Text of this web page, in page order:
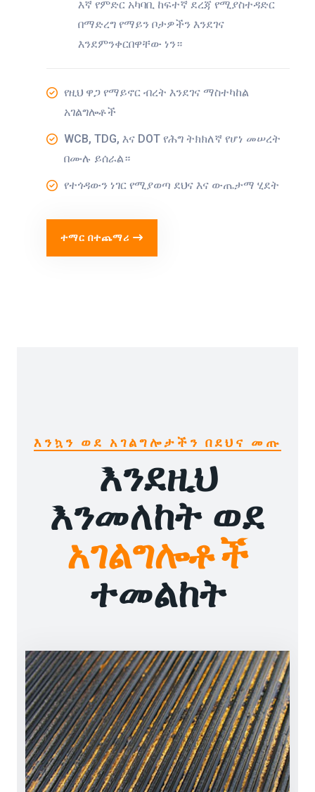
እኛ የምድር አካባቢ ከፍተኛ ደረጃ የሚያስተዳድር
በማድረግ የማይን ቦታዎችን እንደገና
እንደምንቀርበዋቸው ነን።
የዚህ ዋጋ የማይኖር ብረት እንደገና ማስተካከል
አገልግሎቶች
WCB, TDG, እና DOT የሕግ ትክክለኛ የሆነ መሠረት
በሙሉ ይሰራል።
የተጎዳውን ነገር የሚያወጣ ደህና እና ውጤታማ ሂደት
ተማር በተጨማሪ
እንኳን ወደ አገልግሎታችን በደህና መጡ
እንደዚህ
እንመለከት ወደ
አገልግሎቶች
ተመልከት